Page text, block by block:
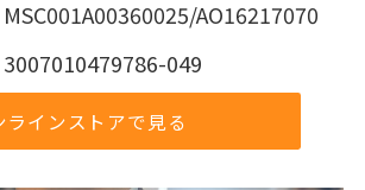
AO16217070
049
ラインストアで見る